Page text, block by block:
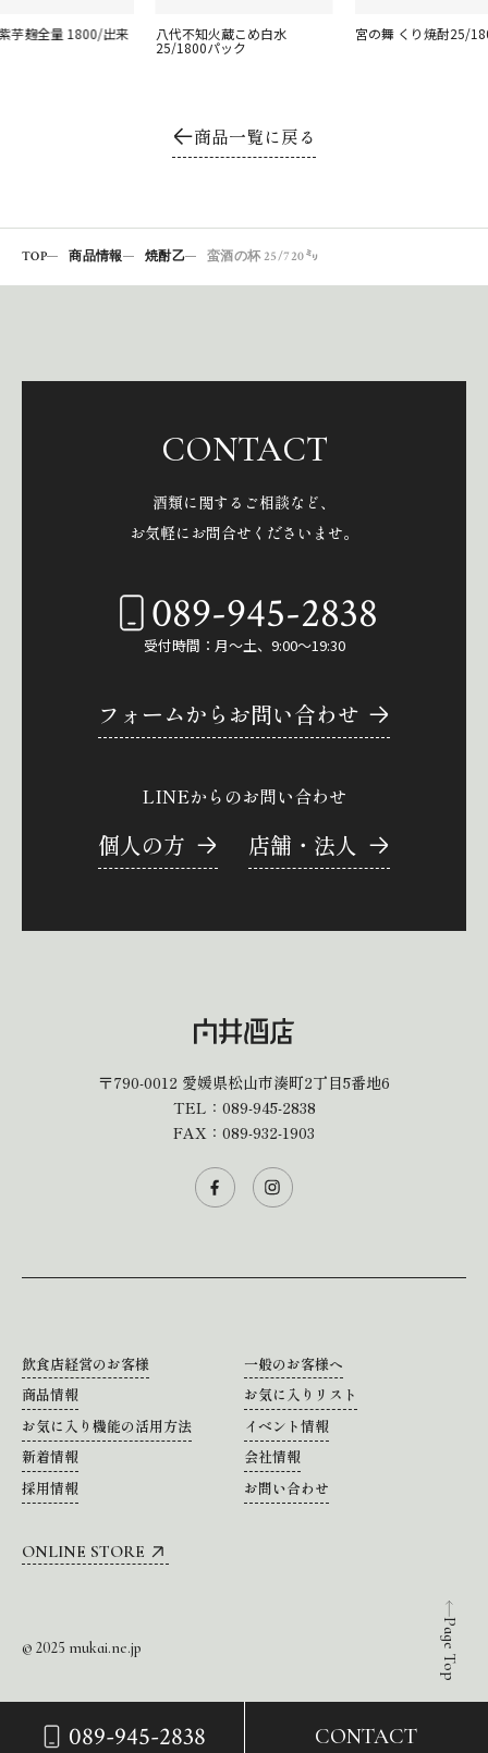
芋麹全量 1800/出来 八代不知火蔵こめ白水
25/1800パック
宮の舞 くり焼酎25/
商品一覧に戻る
TOP 商品情報 焼酎乙 蛮酒の杯 25/720㍉
089-945-2838 CONTACT
Page Top
CONTACT
酒類に関するご相談など、
お気軽にお問合せくださいませ。
089-945-2838
受付時間：月～土、9:00～19:30
フォームからお問い合わせ
LINEからのお問い合わせ
個人の方 店舗・法人
〒790-0012 愛媛県松山市湊町2丁目5番地6
TEL： 089-945-2838
FAX：089-932-1903
飲食店経営のお客様
一般のお客様へ
商品情報
お気に入りリスト
お気に入り機能の活用方法
イベント情報
新着情報
会社情報
採用情報
お問い合わせ
ONLINE STORE
© 2025 mukai.ne.jp